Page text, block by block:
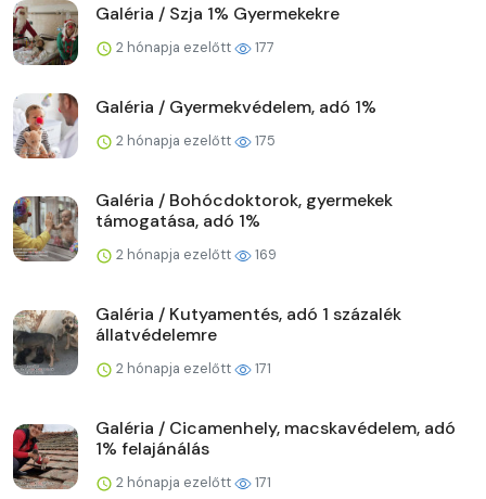
Galéria / Szja 1% Gyermekekre
2 hónapja ezelőtt 177
Galéria / Gyermekvédelem, adó 1%
2 hónapja ezelőtt 175
Galéria / Bohócdoktorok, gyermekek
támogatása, adó 1%
2 hónapja ezelőtt 169
Galéria / Kutyamentés, adó 1 százalék
állatvédelemre
2 hónapja ezelőtt 171
Galéria / Cicamenhely, macskavédelem, adó
1% felajánálás
2 hónapja ezelőtt 171